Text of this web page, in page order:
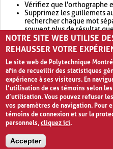
Vérifiez que l'orthographe
Supprimez les guillemets
rechercher chaque mot
souvent plus de résultat
Envisagez d'élargir votre
retournera souvent plus
NOTRE SITE WEB UTILISE
REHAUSSER VOTRE
Le site web de Polytechnique
afin de recueillir des statistiques
expérience à ses visiteurs. En
l’utilisation de ces témoins selon
d’utilisation. Vous pouvez refuser
vos paramètres de navigation. Pour
témoins de connexion et sur la
personnels,cliquez ici.
Accepter